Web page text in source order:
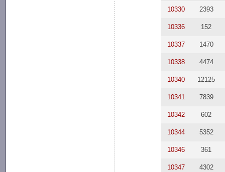
10330 2393
10336 152
10337 1470
10338 4474
10340 12125
10341 7839
10342 602
10344 5352
10346 361
10347 4302